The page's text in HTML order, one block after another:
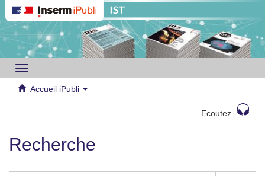
Toggle
navigation
Accueil iPubli
Ecoutez
Recherche